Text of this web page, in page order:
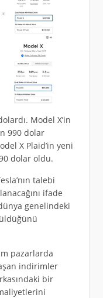
Model X’in
990 dolar
X Plaid’in yeni
dolar oldu.
talebi
ifade
genelindeki
pazarlarda
indirimler
bir